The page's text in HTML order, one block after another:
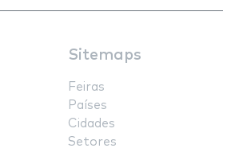
Sitemaps
Feiras
Países
Cidades
Setores